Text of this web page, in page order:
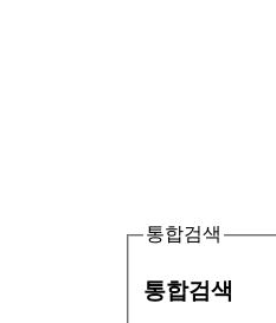
통합검색
통합검색